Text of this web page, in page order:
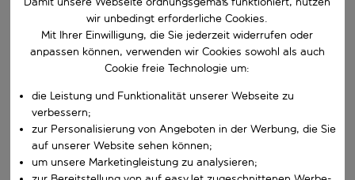
Beginne mit der Eingabe für die automatische
Reiseziele finden
W&auml;hle ein Ab- und R&uuml;ckflugdatum aus.
Wähle deine Reisedaten
Wann
wir unbedingt erforderliche Cookies.
Mit Ihrer Einwilligung, die Sie jederzeit widerrufen oder
anpassen können, verwenden wir Cookies sowohl als auch
Cookie freie Technologie um:
die Leistung und Funktionalität unserer Webseite zu
verbessern;
zur Personalisierung von Angeboten in der Werbung, die Sie
auf unserer Website sehen können;
um unsere Marketingleistung zu analysieren;